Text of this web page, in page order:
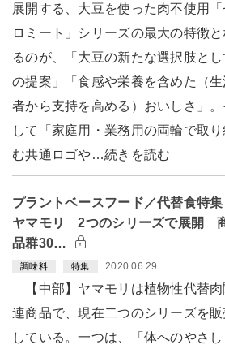
展開する、大豆を使った肉不使用
ロミート」シリーズの最大の特徴と
るのが、「大豆の新たな選択肢とし
の提案」「食感や栄養を含めた（生
者から支持を高める）おいしさ」。
して「家庭用・業務用の両輪で取り
む共通ロゴや…続きを読む
プラントベースフード／代替食特集
ヤマモリ 2つのシリーズで展開
品群30…
調味料 特集 2020.06.29
【中部】ヤマモリは植物性代替肉
連商品で、現在二つのシリーズを販
している。一つは、「体へのやさし